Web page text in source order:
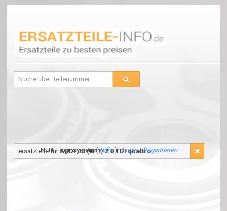
NEU! Loginsystem (Hilfe) :Login/Registrieren
ersatzteile fürAUDI A3 (8P1) 2.0 TDI quattro